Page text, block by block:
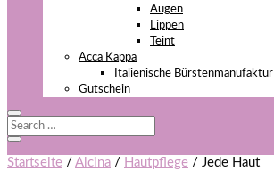
Augen
Lippen
Teint
Acca Kappa
Italienische Bürstenmanufaktur
Gutschein
Startseite / Alcina / Hautpflege / Jede Haut